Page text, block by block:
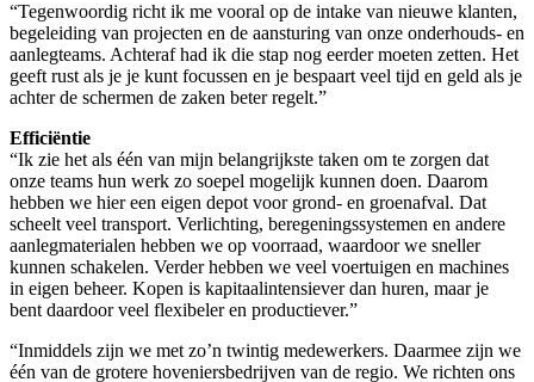
“Tegenwoordig richt ik me vooral op de intake van nieuwe klanten,
begeleiding van projecten en de aansturing van onze onderhouds- en
aanlegteams. Achteraf had ik die stap nog eerder moeten zetten. Het
geeft rust als je je kunt focussen en je bespaart veel tijd en geld als je
achter de schermen de zaken beter regelt.”
Efficiëntie
“Ik zie het als één van mijn belangrijkste taken om te zorgen dat
onze teams hun werk zo soepel mogelijk kunnen doen. Daarom
hebben we hier een eigen depot voor grond- en groenafval. Dat
scheelt veel transport. Verlichting, beregeningssystemen en andere
aanlegmaterialen hebben we op voorraad, waardoor we sneller
kunnen schakelen. Verder hebben we veel voertuigen en machines
in eigen beheer. Kopen is kapitaalintensiever dan huren, maar je
bent daardoor veel flexibeler en productiever.”
“Inmiddels zijn we met zo’n twintig medewerkers. Daarmee zijn we
één van de grotere hoveniersbedrijven van de regio. We richten ons